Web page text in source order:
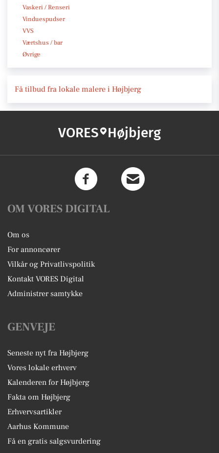
Vaskeri / Renseri
Vinduespudser
VVS
Værtshus / bar
Øvrige
Få tilbud fra lokale malere i Højbjerg
VORES Højbjerg
OM VORES DIGITAL
Om os
For annoncører
Vilkår og Privatlivspolitik
Kontakt VORES Digital
Administrer samtykke
GENVEJE
Seneste nyt fra Højbjerg
Vores lokale erhverv
Kalenderen for Højbjerg
Fakta om Højbjerg
Erhvervsartikler
Aarhus Kommune
Få en gratis salgsvurdering